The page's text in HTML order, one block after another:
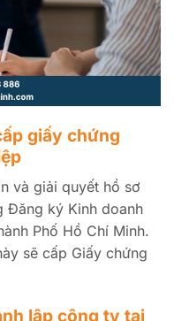
giấy chứng
và giải quyết hồ sơ
Đăng ký Kinh doanh
Phố Hồ Chí Minh.
sẽ cấp Giấy chứng
lập công ty tại